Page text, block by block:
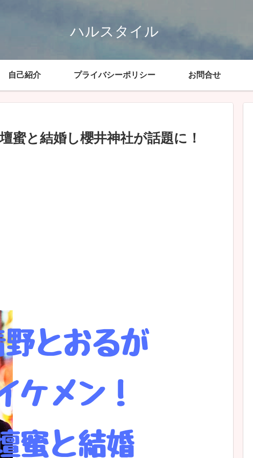
ハルスタイル
自己紹介 プライバシーポリシー お問合せ
蜜と結婚し櫻井神社が話題に！